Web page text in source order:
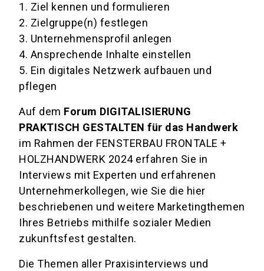
1. Ziel kennen und formulieren
2. Zielgruppe(n) festlegen
3. Unternehmensprofil anlegen
4. Ansprechende Inhalte einstellen
5. Ein digitales Netzwerk aufbauen und
pflegen
Auf dem Forum DIGITALISIERUNG
PRAKTISCH GESTALTEN für das Handwerk
im Rahmen der FENSTERBAU FRONTALE +
HOLZHANDWERK 2024 erfahren Sie in
Interviews mit Experten und erfahrenen
Unternehmerkollegen, wie Sie die hier
beschriebenen und weitere Marketingthemen
Ihres Betriebs mithilfe sozialer Medien
zukunftsfest gestalten.
Die Themen aller Praxisinterviews und